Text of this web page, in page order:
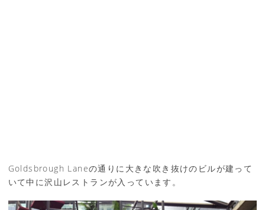
Goldsbrough Laneの通りに大きな吹き抜けのビルが建って
いて中に沢山レストランが入っています。